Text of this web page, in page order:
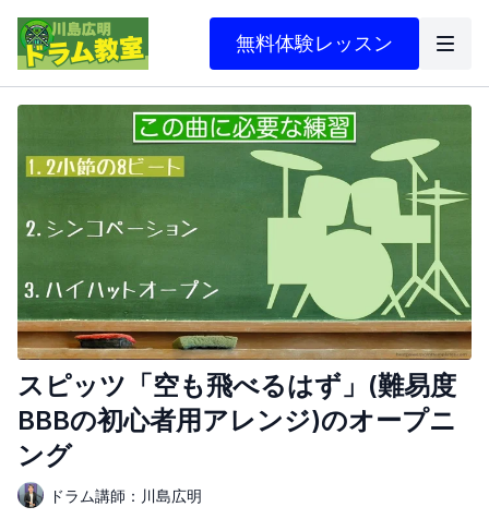
無料体験レッスン
スピッツ「空も飛べるはず」(難易度
BBBの初心者用アレンジ)のオープニ
ング
ドラム講師：川島広明